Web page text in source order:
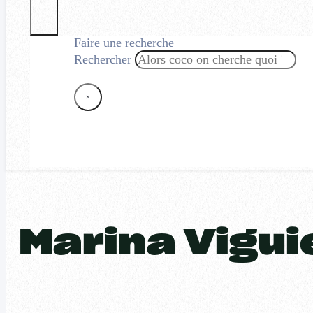
Faire une recherche
Rechercher
×
Marina